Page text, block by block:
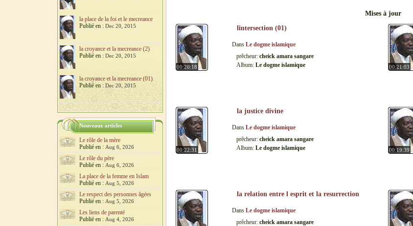
Mises à jour
00:20:18
lintersection (01)
Dans Le dogme islamique
prêcheur:cheick amara sangare
Album:Le dogme islamique 00:21:03
00:22:31
la justice divine
Dans Le dogme islamique
prêcheur:cheick amara sangare
Album:Le dogme islamique 00:19:39
la relation entre l esprit et la resurrection
Dans Le dogme islamique
prêcheur:cheick amara sangare
la place de la foi et le mecreance
Publié en : Dec 20, 2015
la croyance et la mecreance (2)
Publié en : Dec 20, 2015
la croyance et la mecreance (01)
Publié en : Dec 20, 2015
Nouveaux articles
Le rôle de la mère
Publié en : Aug 6, 2026
Le rôle du père
Publié en : Aug 6, 2026
La place de la femme en Islam
Publié en : Aug 5, 2026
Le respect des personnes âgées
Publié en : Aug 5, 2026
Les liens de parenté
Publié en : Aug 4, 2026